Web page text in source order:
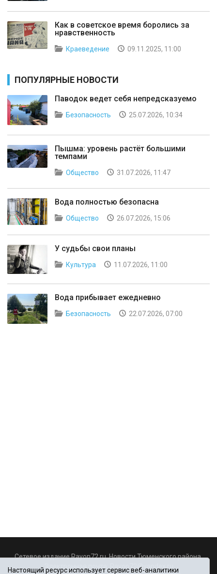
Как в советское время боролись за
нравственность
Краеведение 09.11.2025, 11:00
ПОПУЛЯРНЫЕ НОВОСТИ
Паводок ведет себя непредсказуемо
Безопасность 25.07.2026, 10:34
Пышма: уровень растёт большими
темпами
Общество 31.07.2026, 11:47
Вода полностью безопасна
Общество 26.07.2026, 15:06
У судьбы свои планы
Культура 11.07.2026, 11:00
Вода прибывает ежедневно
Безопасность 22.07.2026, 07:00
Сетевое издание Rayon72.ru. Новости Тюменского района.
Rayon72@yandex.ru
Настоящий ресурс использует сервис веб-аналитики